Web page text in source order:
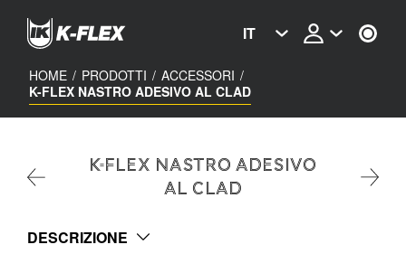
content
IT
HOME / PRODOTTI / ACCESSORI /
K-FLEX NASTRO ADESIVO AL CLAD
K-FLEX NASTRO ADESIVO
AL CLAD
DESCRIZIONE